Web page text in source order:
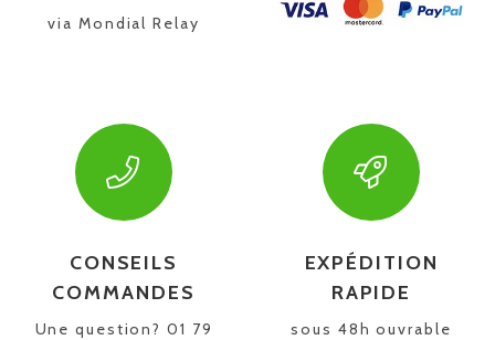
via Mondial Relay
CONSEILS
COMMANDES
Une question? 01 79
EXPÉDITION
RAPIDE
sous 48h ouvrable